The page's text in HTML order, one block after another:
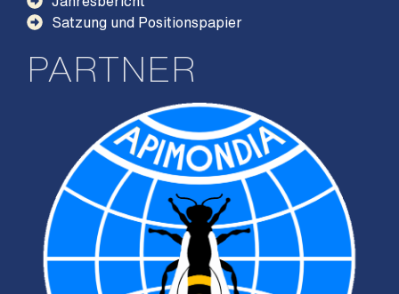
Satzung und Positionspapier
PARTNER